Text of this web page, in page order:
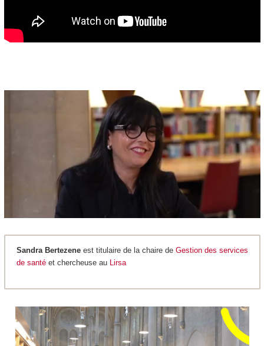
Sandra Bertezene est titulaire de la chaire de Gestion des services
de santéet chercheuse au Lirsa